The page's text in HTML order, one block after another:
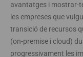
avantatges i mostrar-
les empreses que
transició de recursos
(on-premise i cloud)
progressivament les